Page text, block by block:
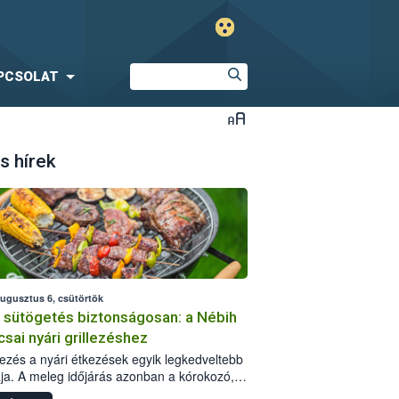
hírek
6, csütörtök
sütögetés biztonságosan: a Nébih
nyári grillezéshez
a nyári étkezések egyik legkedveltebb
A meleg időjárás azonban a kórokozó,
okozó baktériumok gyorsabb